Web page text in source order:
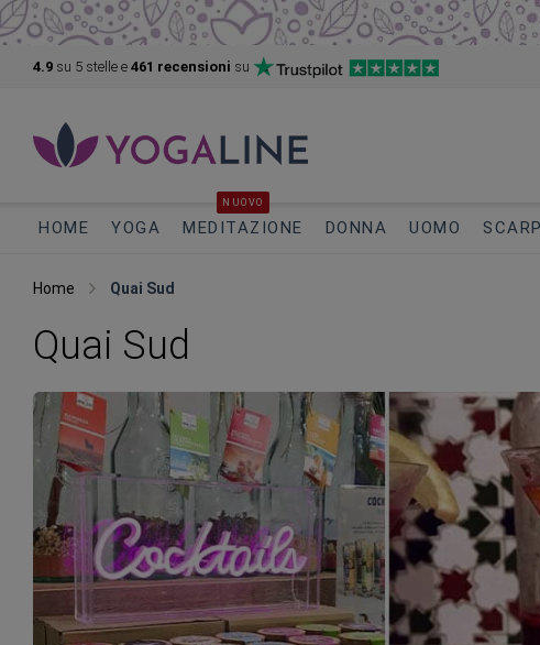
4.9 su 5 stelle e 461 recensioni su
HOME YOGA MEDITAZIONE
NUOVO
DONNA UOMO
Home Quai Sud
Quai Sud